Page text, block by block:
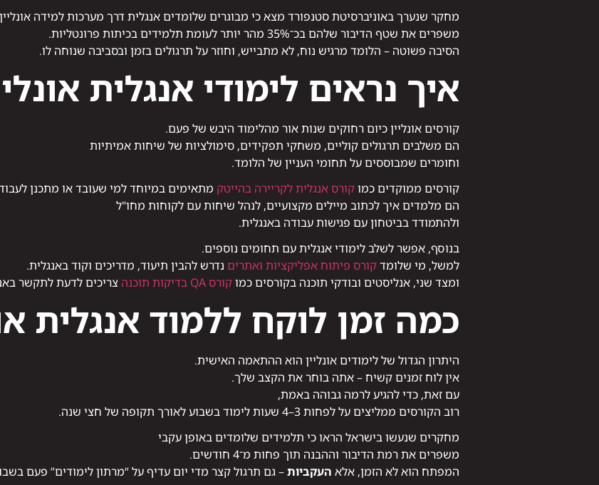
מחקר שנערך באוניברסיטת סטנפורד מצא כי מבוגרים שלומדים אנגלית דרך מערכות למידה אונליין
משפרים את שטף הדיבור שלהם בכ־35% מהר יותר לעומת תלמידים בכיתות פרונטליות.
הסיבה פשוטה – הלומד מרגיש נוח, לא מתבייש, וחוזר על תרגולים בזמן ובסביבה שנוחה לו.
איך נראים לימודי אנגלית
קורסים אונליין כיום רחוקים שנות אור מהלימוד היבש של פעם.
הם משלבים תרגולים קוליים, משחקי תפקידים, סימולציות של שיחות אמיתיות
וחומרים שמבוססים על תחומי העניין של הלומד.
קורסים ממוקדים כמוקורס אנגלית לקריירה בהייטק מתאימים במיוחד למי שעובד או מתכנן
הם מלמדים איך לכתוב מיילים מקצועיים, לנהל שיחות עם לקוחות מחו"ל
ולהתמודד בביטחון עם פגישות עבודה באנגלית.
בנוסף, אפשר לשלב לימודי אנגלית עם תחומים נוספים.
למשל, מי שלומדקורס פיתוח אפליקציות ואתרים נדרש להבין תיעוד, מדריכים וקוד באנגלית.
ומצד שני, אנליסטים ובודקי תוכנה בקורסים כמוקורס QA בדיקות תוכנה צריכים לדעת לתקשר
כמה זמן לוקח ללמוד אנגלית
היתרון הגדול של לימודים אונליין הוא ההתאמה האישית.
אין לוח זמנים קשיח – אתה בוחר את הקצב שלך.
עם זאת, כדי להגיע לרמה גבוהה באמת,
רוב הקורסים ממליצים על לפחות 3–4 שעות לימוד בשבוע לאורך תקופה של חצי שנה.
מחקרים שנעשו בישראל הראו כי תלמידים שלומדים באופן עקבי
משפרים את רמת הדיבור וההבנה תוך פחות מ־4 חודשים.
המפתח הוא לא הזמן, אלא העקביות– גם תרגול קצר מדי יום עדיף על “מרתון לימודים” פעם